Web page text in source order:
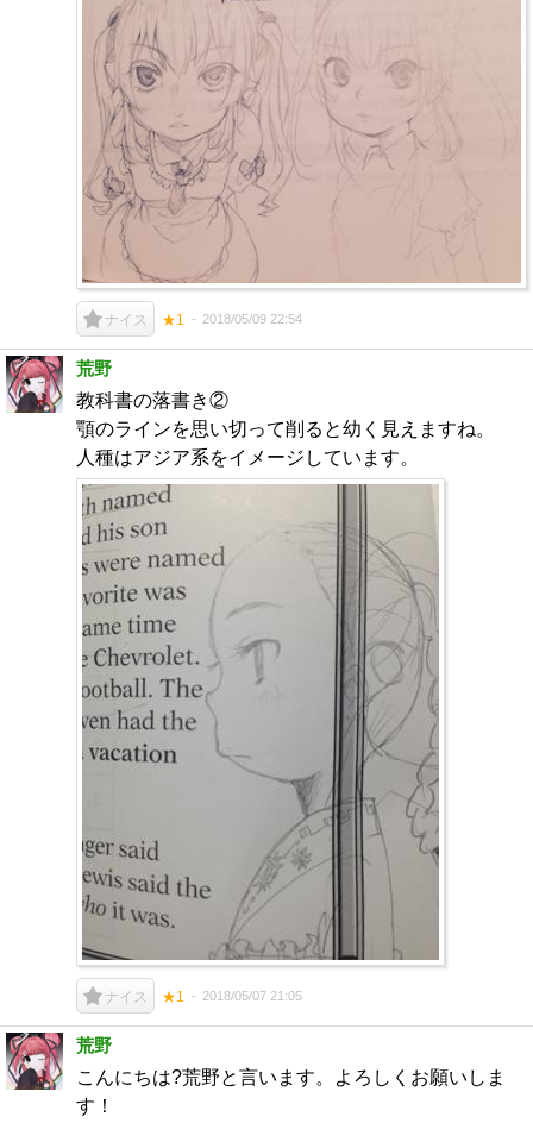
ナイス ★1 2018/05/09 22:54
荒野
教科書の落書き②
顎のラインを思い切って削ると幼く見えますね。
人種はアジア系をイメージしています。
ナイス ★1 2018/05/07 21:05
荒野
こんにちは?荒野と言います。よろしくお願いしま
す！